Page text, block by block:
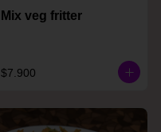
Mix veg fritter
$7.900